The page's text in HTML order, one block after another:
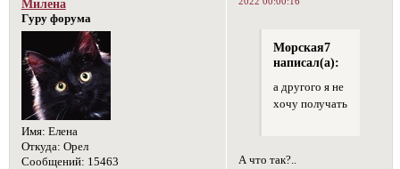
Милена
Гуру форума
Имя: Елена
Откуда: Орел
Сообщений: 15463
Морская7
написал(а):
а другого я не
хочу получать
А что так?..